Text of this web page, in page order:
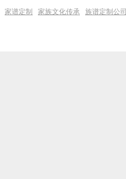
家谱定制 家族文化传承 族谱定制公司